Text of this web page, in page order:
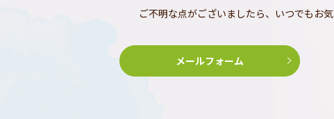
ご不明な点がございましたら、いつでもお
メールフォーム